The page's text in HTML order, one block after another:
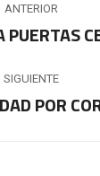
ANTERIOR
PUERTAS
SIGUIENTE
POR